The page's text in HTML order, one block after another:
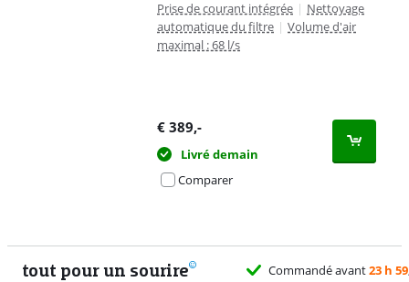
Prise de courant intégrée | Nettoyage
automatique du filtre | Volume d'air
maximal : 68 l/s
€ 389,-
Livré demain
Comparer
tout pour un sourire